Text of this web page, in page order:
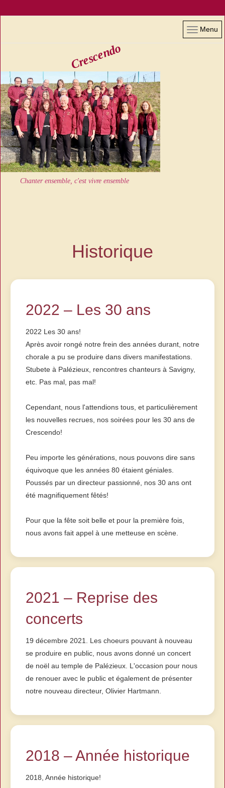
Menu
Crescendo
Chanter ensemble, c'est vivre ensemble
Historique
2022 – Les 30 ans
2022 Les 30 ans!
Après avoir rongé notre frein des années durant, notre
chorale a pu se produire dans divers manifestations.
Stubete à Palézieux, rencontres chanteurs à Savigny,
etc. Pas mal, pas mal!
Cependant, nous l'attendions tous, et particulièrement
les nouvelles recrues, nos soirées pour les 30 ans de
Crescendo!
Peu importe les générations, nous pouvons dire sans
équivoque que les années 80 étaient géniales.
Poussés par un directeur passionné, nos 30 ans ont
été magnifiquement fêtés!
Pour que la fête soit belle et pour la première fois,
nous avons fait appel à une metteuse en scène.
2021 – Reprise des
concerts
19 décembre 2021. Les choeurs pouvant à nouveau
se produire en public, nous avons donné un concert
de noël au temple de Palézieux. L'occasion pour nous
de renouer avec le public et également de présenter
notre nouveau directeur, Olivier Hartmann.
2018 – Année historique
2018, Année historique!